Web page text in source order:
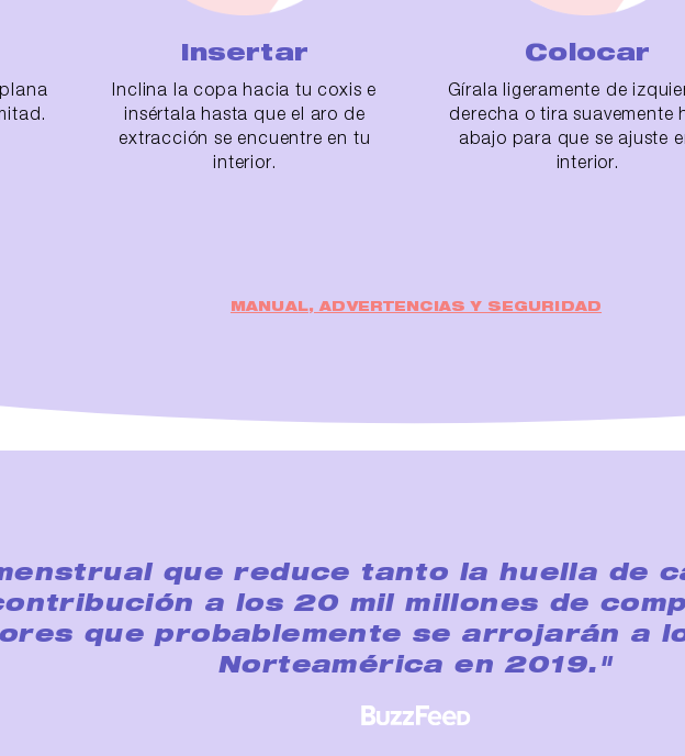
Insertar
Inclina la copa hacia tu coxis e
insértala hasta que el aro de
extracción se encuentre en tu
interior.
Colocar
Gírala ligeramente de
derecha o tira suavemente
abajo para que se ajuste
interior.
MANUAL, ADVERTENCIAS Y SEGURIDAD
que reduce tanto la huella de
a los 20 mil millones de
que probablemente se arrojarán a
Norteamérica en 2019."